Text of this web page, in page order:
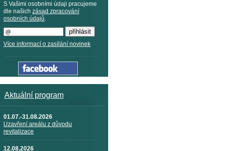
S Vašimi osobními údaji pracujeme
dle našich zásad zpracování
osobních údajů.
Více informací o zasílání novinek
Aktuální program
01.07.-31.08.2026
Uzavření areálu z důvodu
revitalizace
12.08.2026